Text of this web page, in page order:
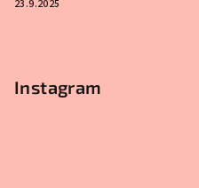
23.9.2025
Instagram